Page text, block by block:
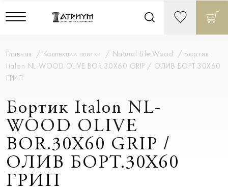
Главная Коллекции плитки Natural Life Wood
Бортик
Italon NL-WOOD OLIVE BOR.30X60 GRIP / ОЛИВ БОРT.30X60
ГРИП
Бортик Italon NL-
WOOD OLIVE
BOR.30X60 GRIP /
ОЛИВ БОРT.30X60
ГРИП